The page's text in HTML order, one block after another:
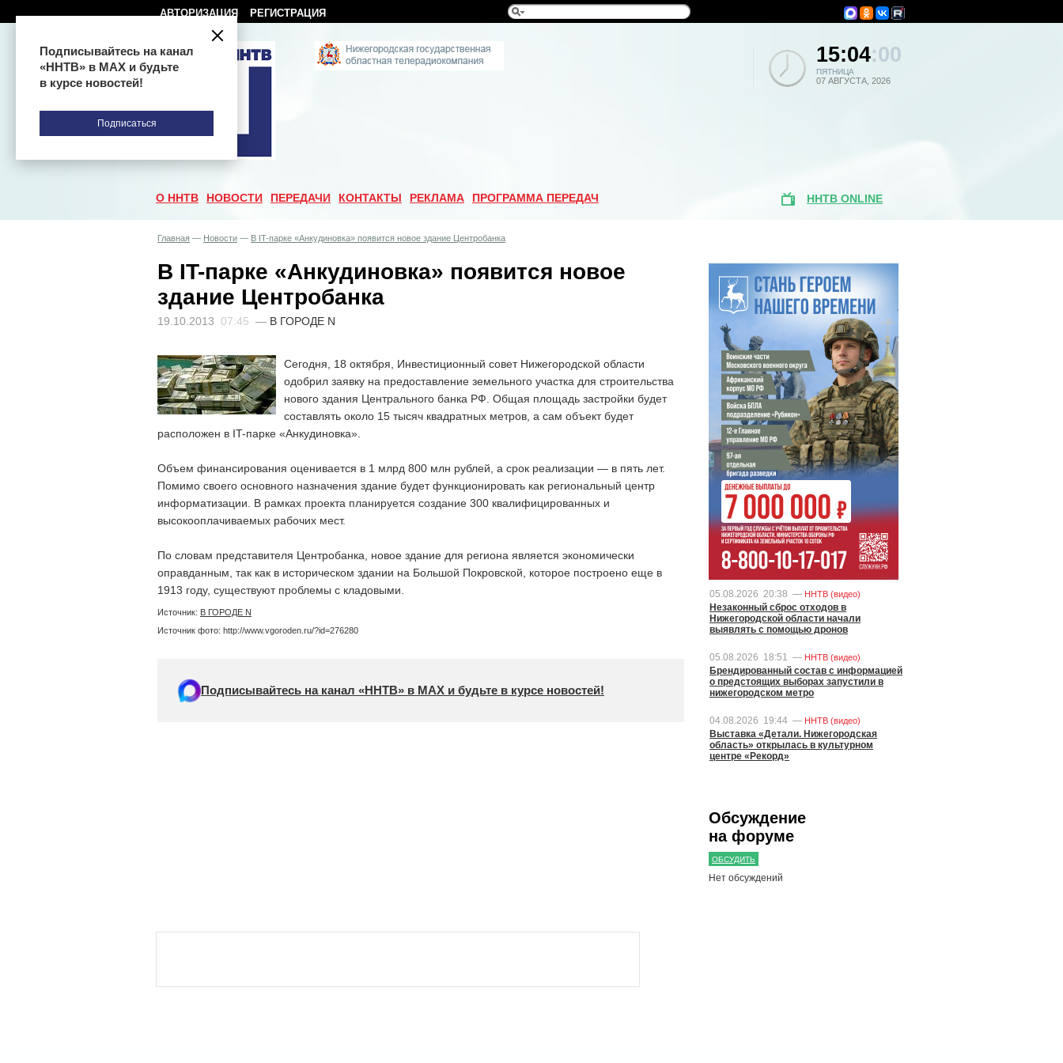
АВТОРИЗАЦИЯ РЕГИСТРАЦИЯ
15:04:00
ПЯТНИЦА
07 АВГУСТА, 2026
О ННТВ НОВОСТИ ПЕРЕДАЧИ КОНТАКТЫ РЕКЛАМА ПРОГРАММА ПЕРЕДАЧ ННТВ ONLINE
Главная — Новости — В IT-парке «Анкудиновка» появится новое здание Центробанка
В IT-парке «Анкудиновка» появится новое
здание Центробанка
19.10.2013 07:45 — В ГОРОДЕ N
Сегодня, 18 октября, Инвестиционный совет Нижегородской области
одобрил заявку на предоставление земельного участка для строительства
нового здания Центрального банка РФ. Общая площадь застройки будет
составлять около 15 тысяч квадратных метров, а сам объект будет
расположен в IT-парке «Анкудиновка».
Объем финансирования оценивается в 1 млрд 800 млн рублей, а срок реализации — в пять лет.
Помимо своего основного назначения здание будет функционировать как региональный центр
информатизации. В рамках проекта планируется создание 300 квалифицированных и
высокооплачиваемых рабочих мест.
По словам представителя Центробанка, новое здание для региона является экономически
оправданным, так как в историческом здании на Большой Покровской, которое построено еще в
1913 году, существуют проблемы с кладовыми.
Источник: В ГОРОДЕ N
Источник фото: http://www.vgoroden.ru/?id=276280
Подписывайтесь на канал «ННТВ» в МАХ и будьте в курсе новостей!
05.08.2026 20:38 — ННТВ (видео)
Незаконный сброс отходов в
Нижегородской области начали
выявлять с помощью дронов
05.08.2026 18:51 — ННТВ (видео)
Брендированный состав с информацией
о предстоящих выборах запустили в
нижегородском метро
04.08.2026 19:44 — ННТВ (видео)
Выставка «Детали. Нижегородская
область» открылась в культурном
центре «Рекорд»
Обсуждение
на форуме
ОБСУДИТЬ
Нет обсуждений
Подписывайтесь на канал
«ННТВ» в МАХ и будьте
в курсе новостей!
Подписаться